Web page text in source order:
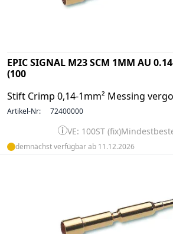
EPIC SIGNAL M23 SCM 1MM AU
(100
Stift Crimp 0,14-1mm² Messing
Artikel-Nr: 72400000
VE: 100ST (fix)
demnächst verfügbar ab 11.12.2026